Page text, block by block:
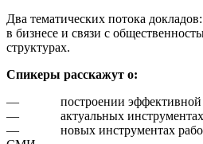
Два тематических потока
в бизнесе и связи с
структурах.
Спикеры расскажут о:
— построении эффективной
— актуальных инструментах
— новых инструментах